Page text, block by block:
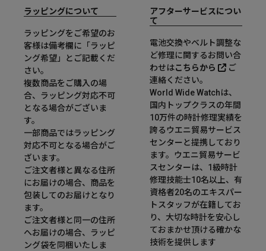
ラッピングについて
ラッピングをご希望のお
客様は備考欄に「ラッピ
ング希望」とご記載くだ
さい。
複数商品をご購入の場
合、ラッピング対応不可
となる場合がございま
す。
一部商品ではラッピング
対応不可となる場合がご
ざいます。
ご注文者様と異なる住所
にお届けの場合、商品を
包装してのお届けとなり
ます。
ご注文者様と同一の住所
へお届けの場合、ラッピ
ング袋を同梱いたしま
アフターサービスについ
て
電池交換やベルト調整な
ど修理に関するお問い合
わせはこちらから
ご
連絡ください。
World Wide Watchは、
国内トップクラスの年間
10万件の時計修理実績を
誇るウエニ貿易サービス
センターと提携しており
ます。ウエニ貿易サービ
スセンターは、1級時計
修理技能士10名以上、有
資格者20名のエキスパー
トスタッフが在籍してお
り、大切な時計を安心し
ておまかせ頂ける確かな
技術を提供します